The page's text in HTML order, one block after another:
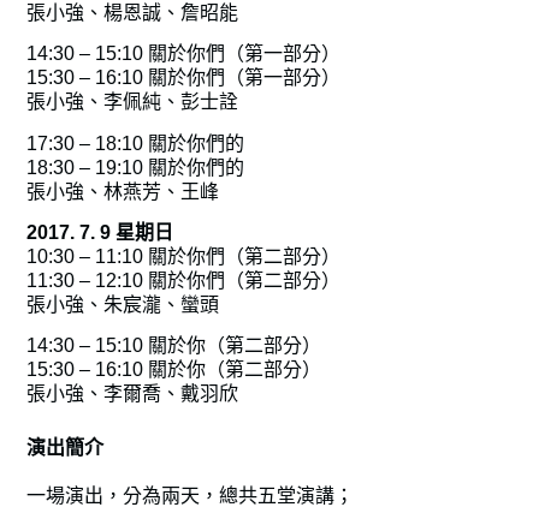
張小強、楊恩誠、詹昭能
14:30 – 15:10 關於你們（第一部分）
15:30 – 16:10 關於你們（第一部分）
張小強、李佩純、彭士詮
17:30 – 18:10 關於你們的
18:30 – 19:10 關於你們的
​張小強、林燕芳、王峰
2017. 7. 9 星期日
​10:30 – 11:10 關於你們（第二部分）
​11:30 – 12:10 關於你們（第二部分）
張小強、朱宸瀧、蠻頭
14:30 – 15:10 關於你（第二部分）
15:30 – 16:10 關於你（第二部分）
​張小強、李爾喬、戴羽欣
演出簡介
一場演出，分為兩天，總共五堂演講；